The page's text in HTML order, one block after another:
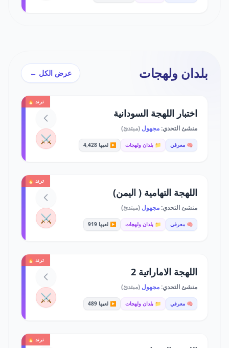
بلدان ولهجات عرض الكل ←
ترند 🔥
اختبار اللهجة السودانية
منشئ التحدي:مجهول (مبتدئ)
🧠 معرفي 📁 بلدان ولهجات ▶️ لعبها 4,428 ⚔️
ترند 🔥
اللهجة التهامية ( اليمن)
منشئ التحدي:مجهول (مبتدئ)
🧠 معرفي 📁 بلدان ولهجات ▶️ لعبها 919 ⚔️
ترند 🔥
اللهجة الاماراتية 2
منشئ التحدي:مجهول (مبتدئ)
🧠 معرفي 📁 بلدان ولهجات ▶️ لعبها 489 ⚔️
ترند 🔥